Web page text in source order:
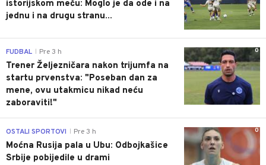
istorijskom meču: Moglo je da ode i na
jednu i na drugu stranu...
0
FUDBAL Pre 3 h
Trener Željezničara nakon trijumfa na
startu prvenstva: "Poseban dan za
mene, ovu utakmicu nikad neću
zaboraviti!"
0
OSTALI SPORTOVI Pre 3 h
Moćna Rusija pala u Ubu: Odbojkašice
Srbije pobijedile u drami